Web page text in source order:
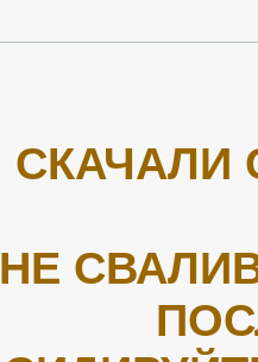
СКАЧАЛИ
НЕ